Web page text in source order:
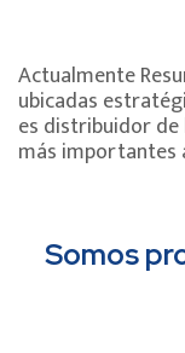
Actualmente
ubicadas
es distribuidor de
más importantes
Somos